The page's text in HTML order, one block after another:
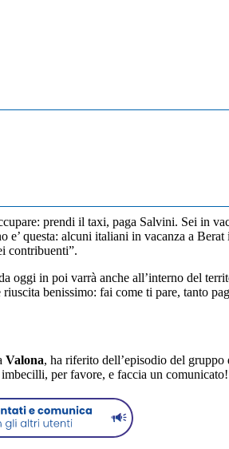
prendi il taxi, paga Salvini. Sei in
questa: alcuni italiani in vacanza a
contribuenti”.
oggi in poi varrà anche all’interno del
benissimo: fai come ti pare, tanto
Valona, ha riferito dell’episodio del
per favore, e faccia un